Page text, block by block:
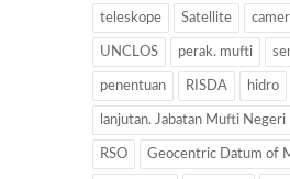
teleskope Satellite
UNCLOS perak. mufti
penentuan RISDA hidro
lanjutan. Jabatan Mufti Negeri
RSO Geocentric Datum of